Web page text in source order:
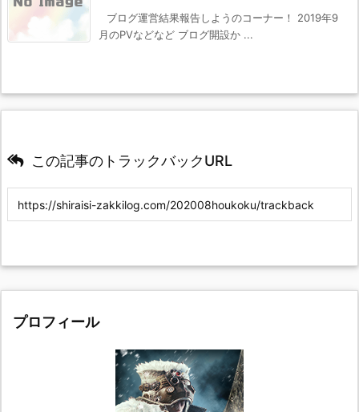
ブログ運営結果報告しようのコーナー！ 2019年9
月のPVなどなど ブログ開設か ...
この記事のトラックバックURL
プロフィール